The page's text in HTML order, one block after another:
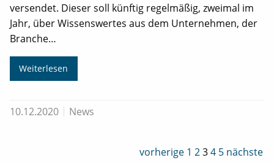
versendet. Dieser soll künftig regelmäßig, zweimal im
Jahr, über Wissenswertes aus dem Unternehmen, der
Branche…
Weiterlesen
10.12.2020 News
vorherige 1 234 5 nächste